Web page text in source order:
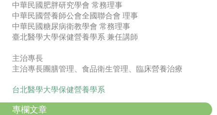
中華民國肥胖研究學會 常務理事
中華民國營養師公會全國聯合會 理事
中華民國糖尿病衛教學會 常務理事
臺北醫學大學保健營養學系 兼任講師
主治專長
主治專長團膳管理、食品衛生管理、臨床營養治療
台北醫學大學保健營養學系
專欄文章